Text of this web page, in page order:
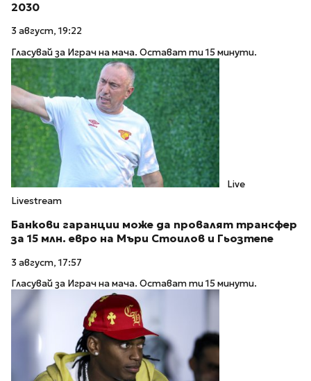
2030
3 август, 19:22
Гласувай за Играч на мача. Остават ти 15 минути.
Live
Livestream
Банкови гаранции може да провалят трансфер
за 15 млн. евро на Мъри Стоилов и Гьозтепе
3 август, 17:57
Гласувай за Играч на мача. Остават ти 15 минути.